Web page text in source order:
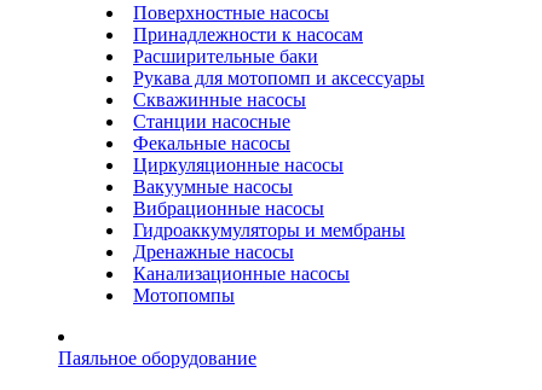
Поверхностные насосы
Принадлежности к насосам
Расширительные баки
Рукава для мотопомп и аксессуары
Скважинные насосы
Станции насосные
Фекальные насосы
Циркуляционные насосы
Вакуумные насосы
Вибрационные насосы
Гидроаккумуляторы и мембраны
Дренажные насосы
Канализационные насосы
Мотопомпы
Паяльное оборудование